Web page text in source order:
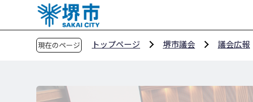
ペ
現在のページ トップページ 堺市議会 議会広報